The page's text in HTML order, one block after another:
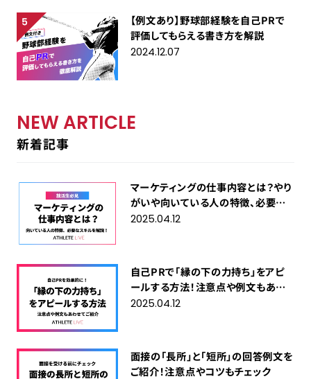
【例文あり】野球部経験を自己PRで
評価してもらえる書き方を解説
2024.12.07
NEW ARTICLE
新着記事
マーケティングの仕事内容とは？やり
がいや向いている人の特徴、必要な
スキルを解説！
2025.04.12
自己PRで「縁の下の力持ち」をアピ
ールする方法！注意点や例文もあわ
せてご紹介
2025.04.12
面接の「長所」と「短所」の回答例文を
ご紹介！注意点やコツもチェック